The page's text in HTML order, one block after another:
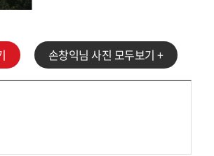
손창익님 사진 모두보기 +